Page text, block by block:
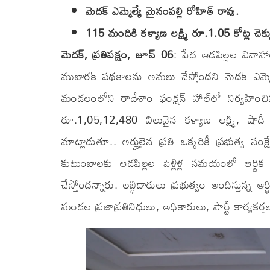
మెదక్ ఎమ్మెల్యే మైనంపల్లి రోహిత్ రావు.
115 మందికి కళ్యాణ లక్ష్మి రూ.1.05 కోట్ల
మెదక్, ప్రతిపక్షం, జూన్ 06: పేద ఆడపిల్లల
ముబారక్ పథకాలను అమలు చేస్తోందని మెదక్
మండలంలోని రాదేశాం ఫంక్షన్ హాల్‌లో
రూ.1,05,12,480 విలువైన కళ్యాణ లక్ష్మి,
మాట్లాడుతూ.. అర్హులైన ప్రతి ఒక్కరికీ ప్రభుత్వ
కుటుంబాలకు ఆడపిల్లల పెళ్లిళ్ల సమయంలో
చేస్తోందన్నారు. లబ్ధిదారులు ప్రభుత్వం
మండల ప్రజాప్రతినిధులు, అధికారులు, పార్టీ